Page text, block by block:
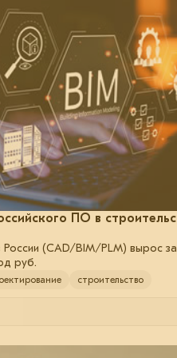
ПО в
(CAD/BIM/PLM) вырос
руб.
строительство